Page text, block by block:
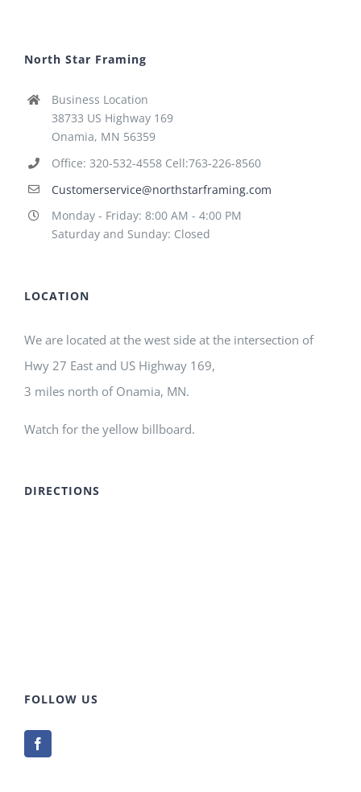
North Star Framing
Business Location
38733 US Highway 169
Onamia, MN 56359
Office: 320-532-4558 Cell:763-226-8560
Customerservice@northstarframing.com
Monday - Friday: 8:00 AM - 4:00 PM
Saturday and Sunday: Closed
LOCATION
We are located at the west side at the intersection of
Hwy 27 East and US Highway 169,
3 miles north of Onamia, MN.
Watch for the yellow billboard.
DIRECTIONS
FOLLOW US